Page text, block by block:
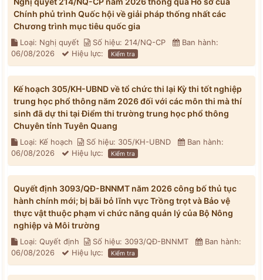
Chính phủ trình Quốc hội về giải pháp thống nhất các
Chương trình mục tiêu quốc gia
Loại: Nghị quyết Số hiệu: 214/NQ-CP
Ban hành:
06/08/2026
Hiệu lực: Kiểm tra
Kế hoạch 305/KH-UBND về tổ chức thi lại Kỳ thi tốt nghiệp
trung học phổ thông năm 2026 đối với các môn thi mà thí
sinh đã dự thi tại Điểm thi trường trung học phổ thông
Chuyên tỉnh Tuyên Quang
Loại: Kế hoạch Số hiệu: 305/KH-UBND
Ban hành:
06/08/2026
Hiệu lực: Kiểm tra
Quyết định 3093/QĐ-BNNMT năm 2026 công bố thủ tục
hành chính mới; bị bãi bỏ lĩnh vực Trồng trọt và Bảo vệ
thực vật thuộc phạm vi chức năng quản lý của Bộ Nông
nghiệp và Môi trường
Loại: Quyết định Số hiệu: 3093/QĐ-BNNMT
Ban hành:
06/08/2026
Hiệu lực: Kiểm tra